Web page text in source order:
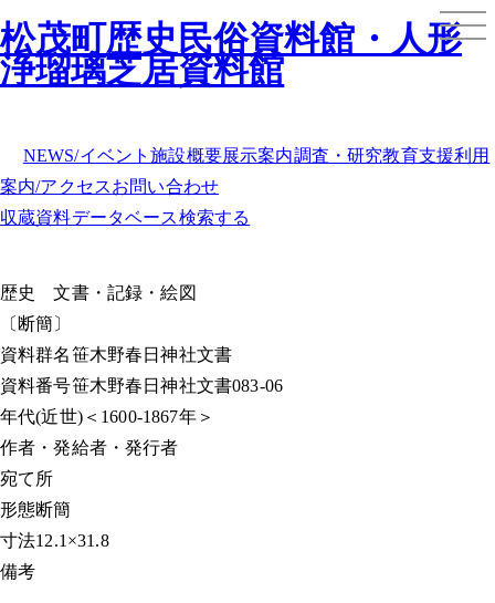
松茂町歴史民俗資料館・人形
浄瑠璃芝居資料館
NEWS/イベント施設概要展示案内調査・研究教育支援利用
案内/アクセスお問い合わせ
収蔵資料データベース検索する
歴史
文書・記録・絵図
〔断簡〕
資料群名笹木野春日神社文書
資料番号笹木野春日神社文書083-06
年代(近世)＜1600-1867年＞
作者・発給者・発行者
宛て所
形態断簡
寸法12.1×31.8
備考